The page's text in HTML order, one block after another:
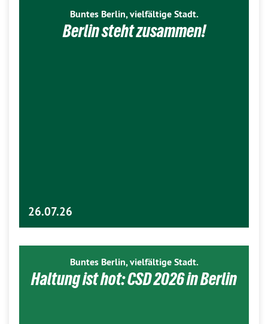
Buntes Berlin, vielfältige Stadt.
Berlin steht zusammen!
26.07.26
Buntes Berlin, vielfältige Stadt.
Haltung ist hot: CSD 2026 in Berlin